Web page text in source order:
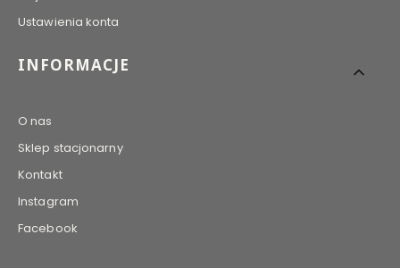
Ustawienia konta
INFORMACJE
O nas
Sklep stacjonarny
Kontakt
Instagram
Facebook